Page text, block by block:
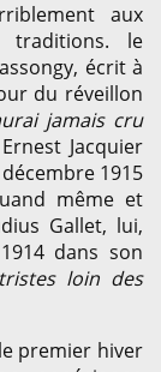
aux
traditions. le
écrit à
du réveillon
jamais cru
Jacquier
1915
même et
Gallet, lui,
dans son
loin des
premier hiver